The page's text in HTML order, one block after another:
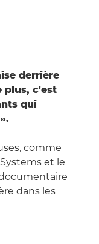
derrière
plus, c'est
qui
comme
et le
dans les